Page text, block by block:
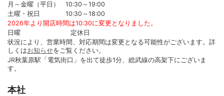
月～金曜（平日） 10:30～19:00
土曜・祝日 10:30～18:00
2026年より開店時間は10:30に変更となりました。
日曜 定休日
状況により、営業時間、対応期間は変更となる可能性がございます。詳
しくはお知らせをご覧ください。
JR秋葉原駅「電気街口」を出て徒歩1分、総武線の高架下にございま
す。
本社